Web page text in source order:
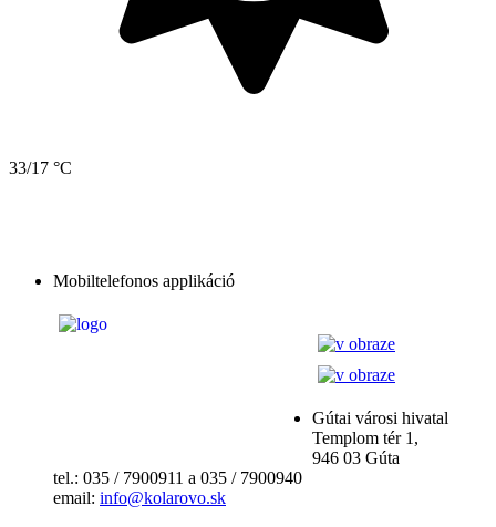
33/17 °C
Mobiltelefonos applikáció
Gútai városi hivatal
Templom tér 1,
946 03 Gúta
tel.: 035 / 7900911 a 035 / 7900940
email: info@kolarovo.sk